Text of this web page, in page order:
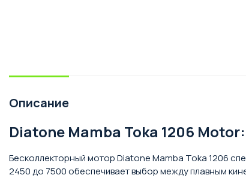
Описание
Diatone Mamba Toka 1206
Бесколлекторный мотор Diatone Mamba Toka 1206
2450 до 7500 обеспечивает выбор между плавным